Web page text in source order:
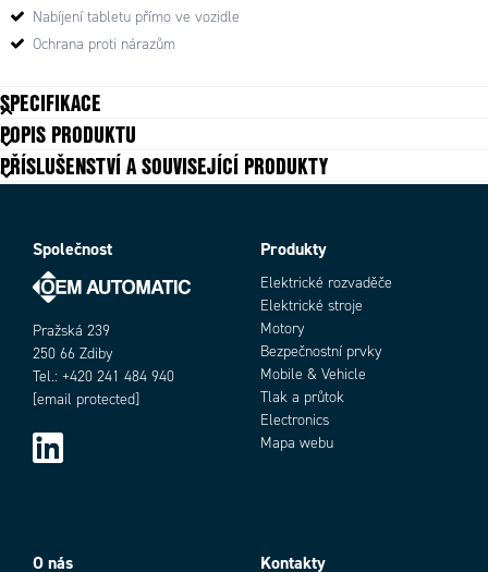
Nabíjení tabletu přímo ve vozidle
Ochrana proti nárazům
SPECIFIKACE
Intellskin se zabudovaným nabíjením
Montáž pro Tablet 8"
POPIS PRODUKTU
PŘÍSLUŠENSTVÍ A SOUVISEJÍCÍ PRODUKTY
Společnost
Pražská 239
250 66 Zdiby
Tel.: +420 241 484 940
[email protected]
Produkty
Elektrické rozvaděče
Elektrické stroje
Motory
Bezpečnostní prvky
Mobile & Vehicle
Tlak a průtok
Electronics
Mapa webu
O nás Kontakty